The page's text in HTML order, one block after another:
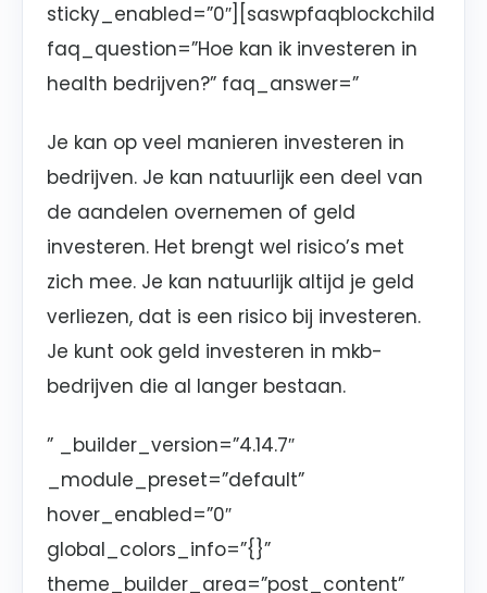
sticky_enabled=”0″][saswpfaqblockchild
faq_question=”Hoe kan ik investeren in
health bedrijven?” faq_answer=”
Je kan op veel manieren investeren in
bedrijven. Je kan natuurlijk een deel van
de aandelen overnemen of geld
investeren. Het brengt wel risico’s met
zich mee. Je kan natuurlijk altijd je geld
verliezen, dat is een risico bij investeren.
Je kunt ook geld investeren in mkb-
bedrijven die al langer bestaan.
” _builder_version=”4.14.7″
_module_preset=”default”
hover_enabled=”0″
global_colors_info=”{}”
theme_builder_area=”post_content”